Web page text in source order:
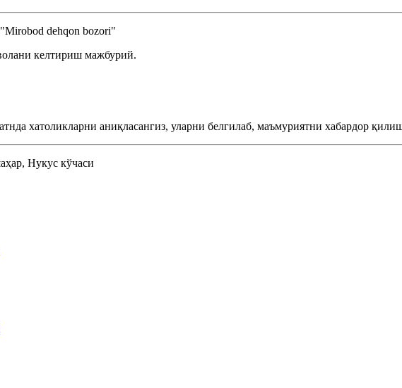
dehqon bozori"
келтириш мажбурий.
хатоликларни аниқласангиз, уларни белгилаб, маъмуриятни хабардор
Нукус кўчаси